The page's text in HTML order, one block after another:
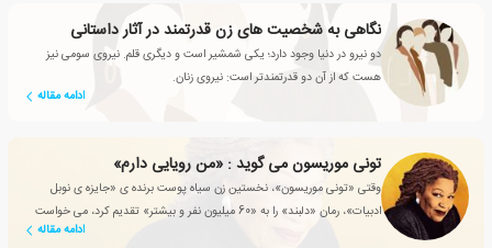
نگاهی به شخصیت های زن قدرتمند در آثار داستانی
دو نیرو در دنیا وجود دارد؛ یکی شمشیر است و دیگری قلم. نیروی سومی نیز
هست که از آن دو قدرتمندتر است: نیروی زنان.
ادامه مقاله
تونی موریسون می گوید : «من رویایی دارم»
وقتی «تونی موریسون»، نخستین زن سیاه پوست برنده‎ ی «جایزه ی نوبل
ادبیات»، رمان «دلبند» را به «60 میلیون نفر و بیشتر» تقدیم کرد، می خواست
ادامه مقاله